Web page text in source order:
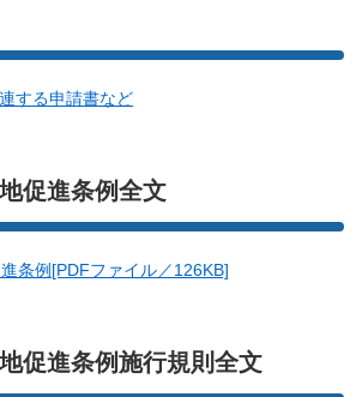
する申請書など
促進条例全文
条例[PDFファイル／126KB]
促進条例施行規則全文